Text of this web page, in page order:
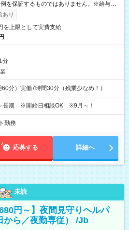
を保証するものではありません。※給与即
可（利用条件有）
あり
を上限として実費支給
分
分）実働7時間30分（残業少なめ！）
長期 ※開始日相談OK ※9月～！
勤務
応募する 詳細へ
未読
円～】夜間見守りヘルパ
から／夜勤専従） /Jb